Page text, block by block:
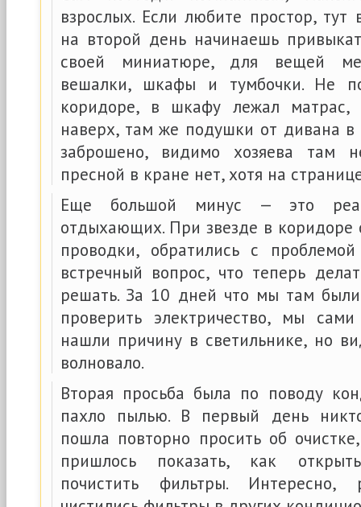
взрослых. Если любите простор, тут
на второй день начинаешь
своей миниатюре, для вещей
вешалки, шкафы и тумбочки. Не
коридоре, в шкафу лежал матрас,
наверх, там же подушки от дивана в
заброшено, видимо хозяева там
пресной в кране нет, хотя на
Еще большой минус — это
отдыхающих. При звезде в коридоре
проводки, обратились с
встречный вопрос, что теперь
решать. За 10 дней что мы там
проверить электричество, мы
нашли причину в светильнике, но
волновало.
Вторая просьба была по поводу
пахло пылью. В первый день
пошла повторно просить об
пришлось показать, как
почистить фильтры.